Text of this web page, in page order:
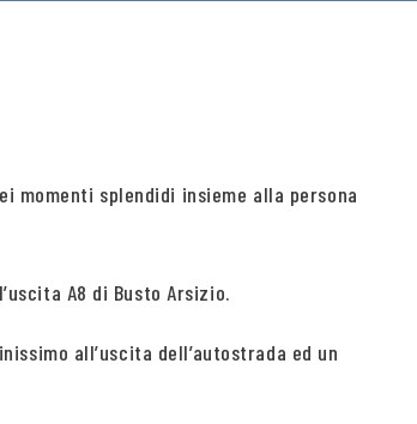
momenti splendidi insieme alla persona
A8 di Busto Arsizio.
all’uscita dell’autostrada ed un